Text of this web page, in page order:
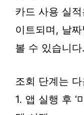
카드 사용 실
이트되며, 날
볼 수 있습니다.
조회 단계는
1. 앱 실행 후 ‘